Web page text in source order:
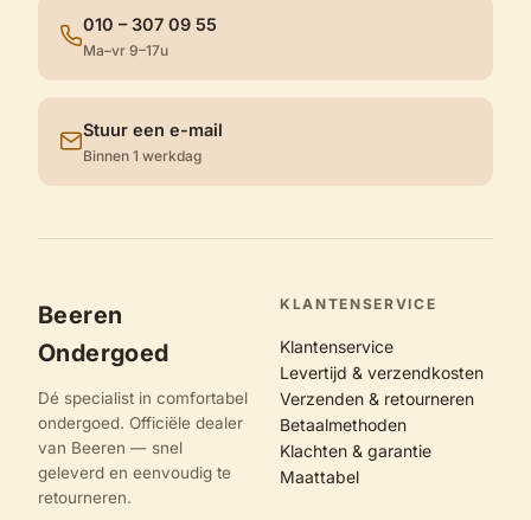
010 – 307 09 55
Ma–vr 9–17u
Stuur een e-mail
Binnen 1 werkdag
Beeren
Ondergoed
Dé specialist in comfortabel
ondergoed. Officiële dealer
van Beeren — snel
geleverd en eenvoudig te
retourneren.
KLANTENSERVICE
Klantenservice
Levertijd & verzendkosten
Verzenden & retourneren
Betaalmethoden
Klachten & garantie
Maattabel